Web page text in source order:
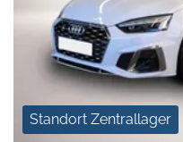
Standort Zentrallager